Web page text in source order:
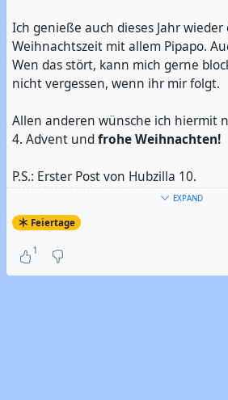
Ich genieße auch dieses Jahr
Weihnachtszeit mit allem Pipapo.
Wen das stört, kann mich gerne
nicht vergessen, wenn ihr mir folgt.
Allen anderen wünsche ich hiermit
4. Advent undfrohe Weihnachten!
P.S.: Erster Post von Hubzilla 10.
#Weihnachten
EXPAND
Feiertage
1